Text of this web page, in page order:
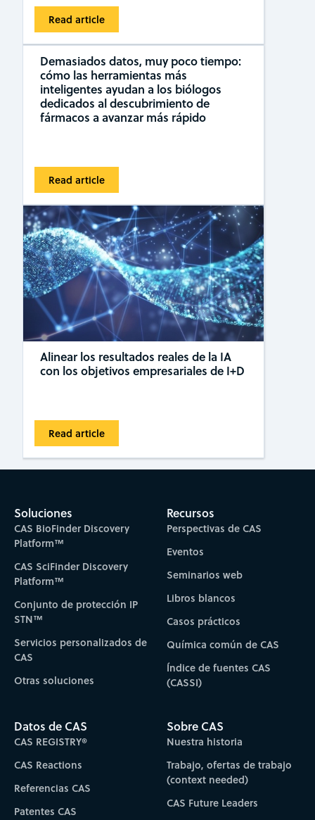
Read article
Demasiados datos, muy poco tiempo:
cómo las herramientas más
inteligentes ayudan a los biólogos
dedicados al descubrimiento de
fármacos a avanzar más rápido
Read article
Alinear los resultados reales de la IA
con los objetivos empresariales de I+D
Read article
Soluciones
CAS BioFinder Discovery
Platform™
CAS SciFinder Discovery
Platform™
Conjunto de protección IP
STN™
Servicios personalizados de
CAS
Otras soluciones
Recursos
Perspectivas de CAS
Eventos
Seminarios web
Libros blancos
Casos prácticos
Química común de CAS
Índice de fuentes CAS
(CASSI)
Datos de CAS
CAS REGISTRY®
CAS Reactions
Referencias CAS
Patentes CAS
Sobre CAS
Nuestra historia
Trabajo, ofertas de trabajo
(context needed)
CAS Future Leaders